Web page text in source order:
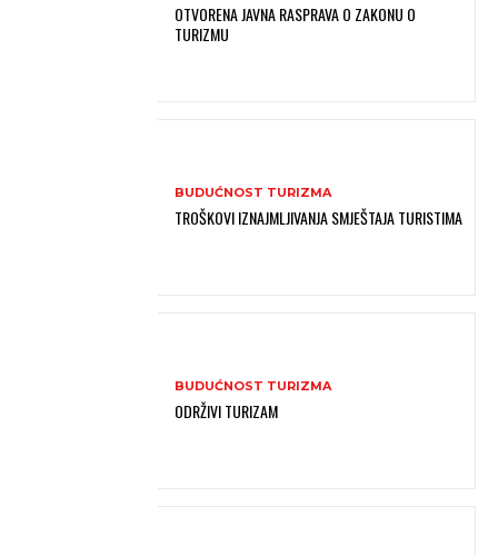
OTVORENA JAVNA RASPRAVA O ZAKONU O
TURIZMU
BUDUĆNOST TURIZMA
TROŠKOVI IZNAJMLJIVANJA SMJEŠTAJA TURISTIMA
BUDUĆNOST TURIZMA
ODRŽIVI TURIZAM